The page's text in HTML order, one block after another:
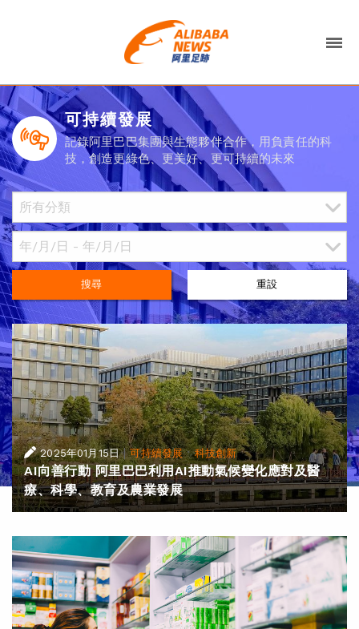
可持續發展
記錄阿里巴巴集團與生態夥伴合作，用負責任的科
技，創造更綠色、更美好、更可持續的未來
搜尋 重設
2025年01月15日 |可持續發展·科技創新
AI向善行動 阿里巴巴利用AI推動氣候變化應對及醫
療、科學、教育及農業發展